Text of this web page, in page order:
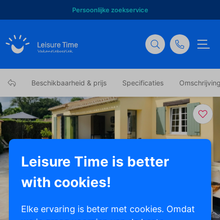
Persoonlijke zoekservice
Beschikbaarheid & prijs Specificaties
Leisure Time is better
with cookies!
Elke ervaring is beter met cookies. Omdat